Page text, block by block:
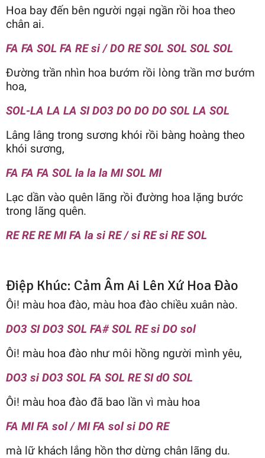
Hoa bay đến bên người ngại ngần rồi hoa theo
chân ai.
FA FA SOL FA RE si / DO RE SOL SOL SOL SOL
Đường trần nhìn hoa bướm rồi lòng trần mơ bướm
hoa,
SOL-LA LA LA SI DO3 DO DO DO SOL LA SOL
Lâng lâng trong sương khói rồi bàng hoàng theo
khói sương,
FA FA FA SOL la la la MI SOL MI
Lạc dần vào quên lãng rồi đường hoa lặng bước
trong lãng quên.
RE RE RE MI FA la si RE / si RE si RE SOL
Điệp Khúc: Cảm Âm Ai Lên Xứ Hoa Đào
Ôi! màu hoa đào, màu hoa đào chiều xuân nào.
DO3 SI DO3 SOL FA# SOL RE si DO sol
Ôi! màu hoa đào như môi hồng người mình yêu,
DO3 si DO3 SOL FA SOL RE SI dO SOL
Ôi! màu hoa đào đã bao lần vì màu hoa
FA MI FA sol / MI FA sol si DO RE
mà lữ khách lắng hồn thơ dừng chân lãng du.